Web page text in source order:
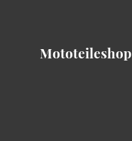
Mototeileshop